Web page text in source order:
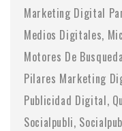
Marketing Digital
Medios Digitales
Motores De Busqueda
Pilares Marketing
Publicidad Digital
Socialpubli